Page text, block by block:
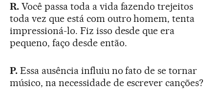
R.Você passa toda a vida fazendo trejeitos
toda vez que está com outro homem, tenta
impressioná-lo. Fiz isso desde que era
pequeno, faço desde então.
P. Essa ausência influiu no fato de se tornar
músico, na necessidade de escrever canções?